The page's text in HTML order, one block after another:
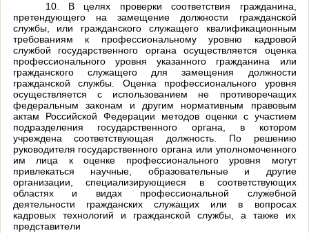
10. В целях проверки соответствия гражданина,
претендующего на замещение должности гражданской
службы, или гражданского служащего квалификационным
требованиям к профессиональному уровню кадровой
службой государственного органа осуществляется оценка
профессионального уровня указанного гражданина или
гражданского служащего для замещения должности
гражданской службы. Оценка профессионального уровня
осуществляется с использованием не противоречащих
федеральным законам и другим нормативным правовым
актам Российской Федерации методов оценки с участием
подразделения государственного органа, в котором
учреждена соответствующая должность. По решению
руководителя государственного органа или уполномоченного
им лица к оценке профессионального уровня могут
привлекаться научные, образовательные и другие
организации, специализирующиеся в соответствующих
областях и видах профессиональной служебной
деятельности гражданских служащих или в вопросах
кадровых технологий и гражданской службы, а также их
представители